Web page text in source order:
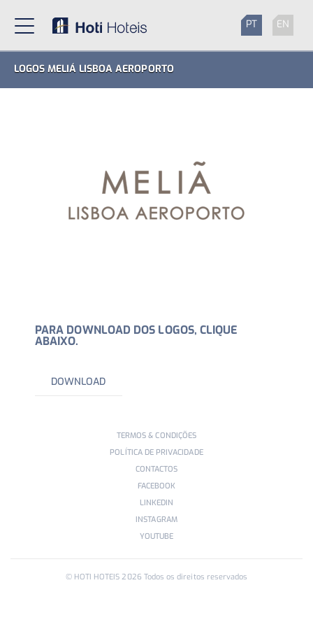
PT EN
LOGOS MELIÁ LISBOA AEROPORTO
PARA DOWNLOAD DOS LOGOS, CLIQUE
ABAIXO.
DOWNLOAD
TERMOS & CONDIÇÕES
POLÍTICA DE PRIVACIDADE
CONTACTOS
FACEBOOK
LINKEDIN
INSTAGRAM
YOUTUBE
© HOTI HOTEIS2026 Todos os direitos reservados